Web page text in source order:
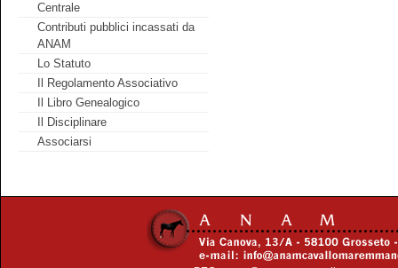
Centrale
Contributi pubblici incassati da
ANAM
Lo Statuto
Il Regolamento Associativo
Il Libro Genealogico
Il Disciplinare
Associarsi